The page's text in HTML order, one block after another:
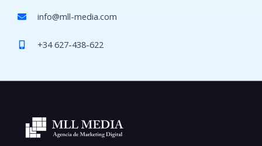
o
s
info@mll-media.com​
+34 627-438-622